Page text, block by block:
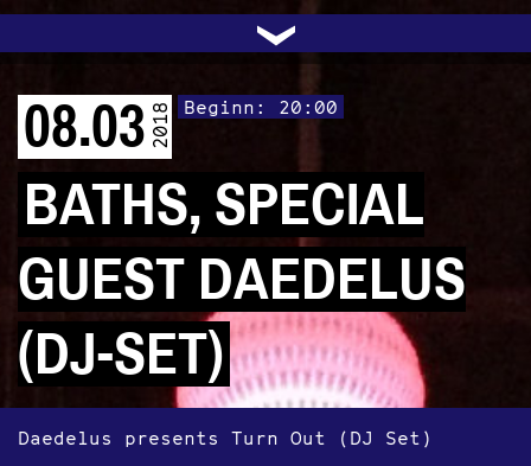
PROGRAMM
ARCHIV
AUDIO|VIDEO
LICHTBLICKE
TRANSIT
OFFENE TÜR
FACEBOOK
INSTAGRAM
KONTAKT
TRAFO
UNTERSTÜTZEN
POLITIK
›
BATHS, SPECIAL
GUEST DAEDELUS
(DJ-SET)
Beginn: 20:00
08.032018
Daedelus presents Turn Out (DJ Set)